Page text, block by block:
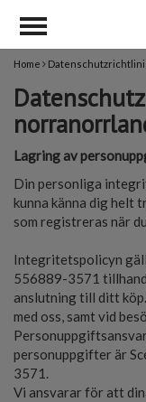
Home
Lagring av
Din personliga
kunna känna dig helt
som registreras när
Integritetspolicyn
556889-3571
anslutning till ditt
med oss, samt vid
personuppgifter är
3571.
Vi ansvarar för att